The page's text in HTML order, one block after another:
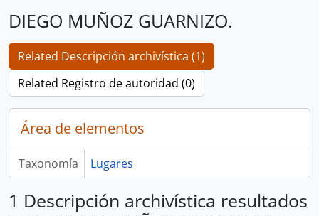
DIEGO MUÑOZ GUARNIZO.
Related Descripción archivística (1)
Related Registro de autoridad (0)
Área de elementos
Taxonomía Lugares
1 Descripción archivística resultados